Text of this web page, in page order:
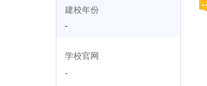
建校年份
-
学校官网
-